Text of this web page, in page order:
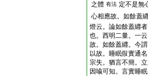
之體 有法 定不是無
心相應故。如餘蓋
燈云。論如餘蓋纒
也。西明二量。一
故。如餘蓋纒。今
以故。睡眠假實通
宗失。猶言不簡。
因喩可知。言實睡